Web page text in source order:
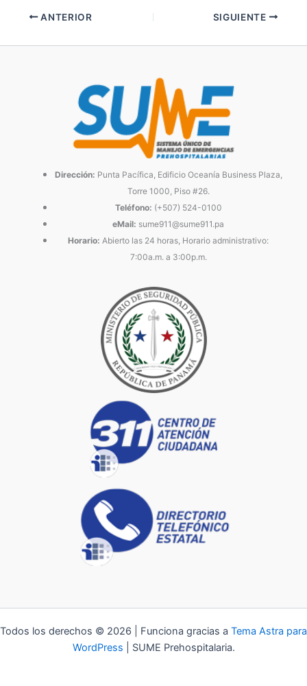
ANTERIOR SIGUIENTE
Dirección: Punta Pacífica, Edificio Oceanía Business Plaza,
Torre 1000, Piso #26.
Teléfono: (+507) 524-0100
eMail: sume911@sume911.pa
Horario: Abierto las 24 horas, Horario administrativo:
7:00a.m. a 3:00p.m.
Todos los derechos © 2026 | Funciona gracias a Tema Astra para
WordPress | SUME Prehospitalaria.